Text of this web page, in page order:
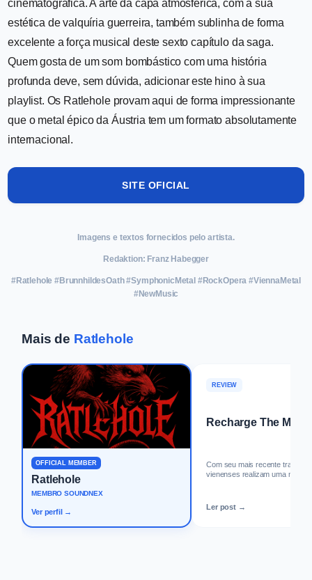
cinematográfica. A arte da capa atmosférica, com a sua
estética de valquíria guerreira, também sublinha de forma
excelente a força musical deste sexto capítulo da saga.
Quem gosta de um som bombástico com uma história
profunda deve, sem dúvida, adicionar este hino à sua
playlist. Os Ratlehole provam aqui de forma impressionante
que o metal épico da Áustria tem um formato absolutamente
internacional.
SITE OFICIAL
Imagens e textos fornecidos pelo artista.
Redaktion: Franz Habegger
#Ratlehole #BrunnhildesOath #SymphonicMetal #RockOpera #ViennaMetal
#NewMusic
Mais de Ratlehole
OFFICIAL MEMBER
Ratlehole
MEMBRO SOUNDNEX
Ver perfil →
REVIEW
Recharge The
Com seu mais recente
vienenses realizam uma
Ler post →